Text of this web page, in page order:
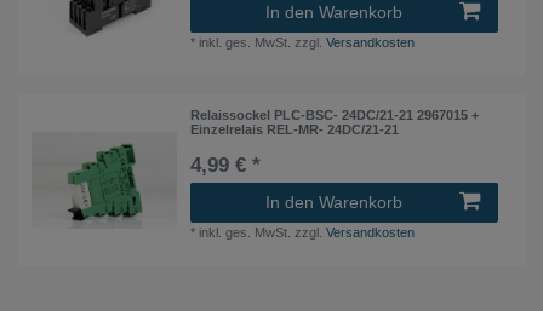
In den Warenkorb
* inkl. ges. MwSt. zzgl.Versandkosten
Relaissockel PLC-BSC- 24DC/21-21 2967015 +
Einzelrelais REL-MR- 24DC/21-21
4,99 € *
In den Warenkorb
* inkl. ges. MwSt. zzgl.Versandkosten